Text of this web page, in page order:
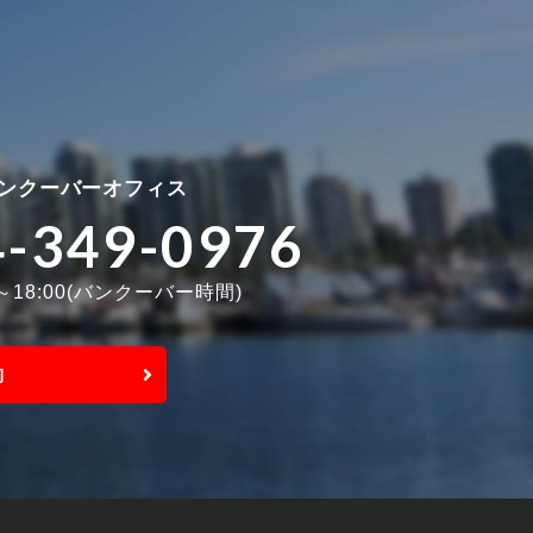
クーバーオフィス
349-0976
18:00(バンクーバー時間)